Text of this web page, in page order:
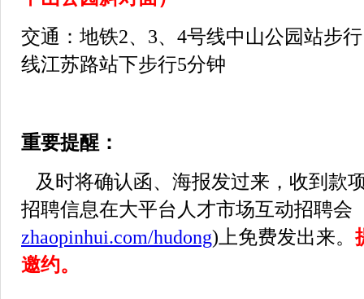
交通：地铁2、3、4号线中山公园站步
线江苏路站下步行5分钟
重要提醒：
及时将确认函、海报发过来，收到款
招聘信息在大平台人才市场互动招聘会
zhaopinhui.com/hudong)上免费发出来。
邀约。